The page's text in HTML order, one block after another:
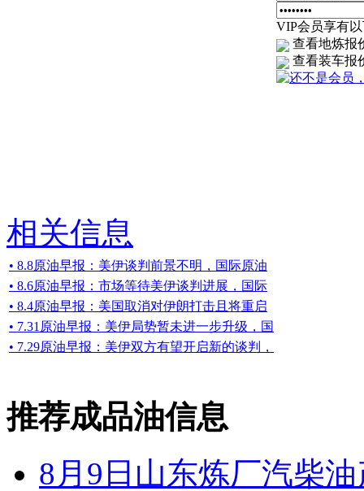
VIP会员享有
查看地炼报
查看装车报
相关信息
• 8.8原油早报：美伊谈判前景不明，国际原油
• 8.6原油早报：市场等待美伊谈判进展，国际
• 8.4原油早报：美国取消对伊朗打击且将重启
• 7.31原油早报：美伊局势暂未进一步升级，国
• 7.29原油早报：美伊双方有望开启新的谈判，
推荐成品油信息
8月9日山东炼厂汽柴